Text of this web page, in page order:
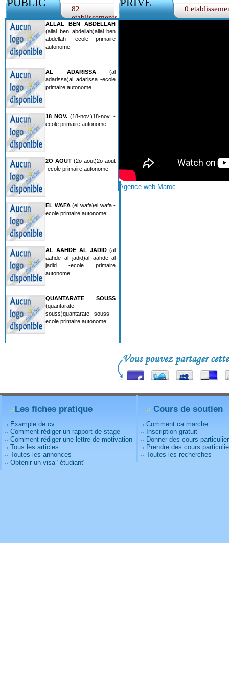
82
etablissements
ALLAL BEN ABDELLAH
(allal ben abdellah)allal ben
abdellah -ecole primaire
autonome
AL ADARISSA(al
adarissa)al adarissa -ecole
primaire autonome
18 NOV. (18-nov.)18-nov. -
ecole primaire autonome
2O AOUT (2o aout)2o aout
-ecole primaire autonome
EL WAFA(el wafa)el wafa -
ecole primaire autonome
AL AAHDE AL JADID(al
aahde al jadid)al aahde al
jadid -ecole primaire
autonome
QUANTARATE SOUSS
(quantarate
souss)quantarate souss -
ecole primaire autonome
0
Agence web Maroc
Les fiches pratique
Example de cv
Comment rédiger un rapport de stage
Comment rédiger une lettre de motivation
Tous les articles
Toutes les annonces
Obtenir un visa "étudiant"
Cours de soutien
Comment ca marche
Inscription gratuit
Donner des cours
Prendre des cours
Toutes les recherches